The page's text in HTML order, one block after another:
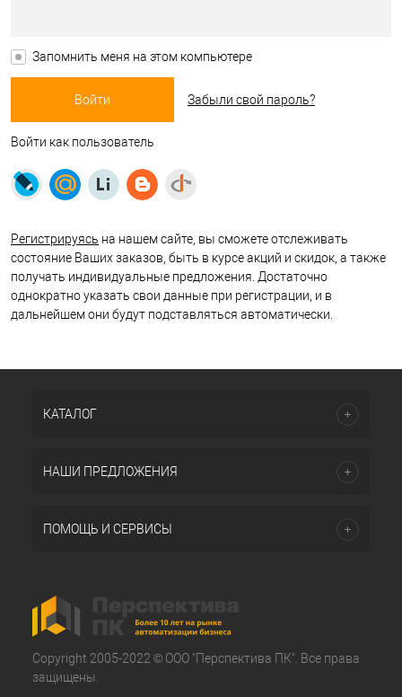
Запомнить меня на этом компьютере
Забыли свой пароль?
Войти как пользователь
Регистрируясь на нашем сайте, вы сможете отслеживать
состояние Ваших заказов, быть в курсе акций и скидок, а также
получать индивидуальные предложения. Достаточно
однократно указать свои данные при регистрации, и в
дальнейшем они будут подставляться автоматически.
КАТАЛОГ
НАШИ ПРЕДЛОЖЕНИЯ
ПОМОЩЬ И СЕРВИСЫ
Copyright 2005-2022 © ООО "Перспектива ПК". Все права
защищены.